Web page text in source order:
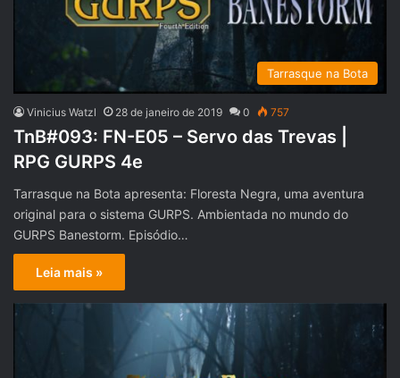
Tarrasque na Bota
Vinicius Watzl 28 de janeiro de 2019 0 757
TnB#093: FN-E05 – Servo das Trevas |
RPG GURPS 4e
Tarrasque na Bota apresenta: Floresta Negra, uma aventura
original para o sistema GURPS. Ambientada no mundo do
GURPS Banestorm. Episódio…
Leia mais »